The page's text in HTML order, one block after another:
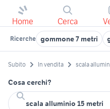
Home Cerca
Ricerche gommone 7 metri
Subito In vendita scala
Cosa cerchi?